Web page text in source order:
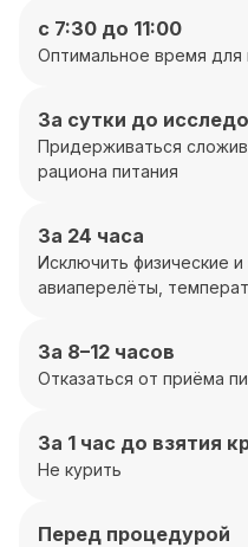
с 7:30 до 11:00
Оптимальное время для
За сутки до
Придерживаться
рациона питания
За 24 часа
Исключить физические
авиаперелёты,
За 8–12 часов
Отказаться от приёма
За 1 час до взятия
Не курить
Перед процедурой